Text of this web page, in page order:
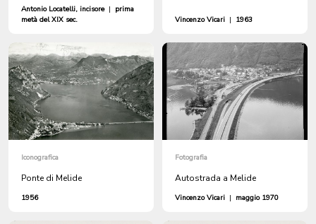
Antonio Locatelli, incisore | prima
metà del XIX sec.
Vincenzo Vicari | 1963
Iconografica
Ponte di Melide
1956
Fotografia
Autostrada a Melide
Vincenzo Vicari | maggio 1970